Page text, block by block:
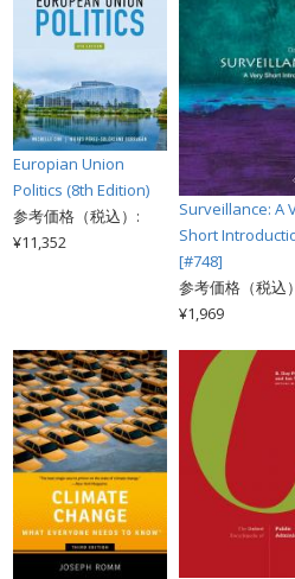
Europian Union
Politics (8th Edition)
参考価格（税込）:
¥11,352
Surveillance: A
Short
[#748]
参考価格（税込
¥1,969